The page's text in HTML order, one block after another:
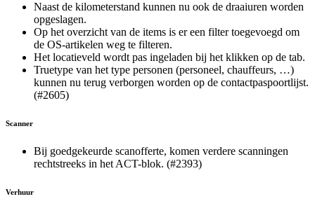
Naast de kilometerstand kunnen nu ook de draaiuren worden
opgeslagen.
Op het overzicht van de items is er een filter toegevoegd om
de OS-artikelen weg te filteren.
Het locatieveld wordt pas ingeladen bij het klikken op de tab.
Truetype van het type personen (personeel, chauffeurs, …)
kunnen nu terug verborgen worden op de contactpaspoortlijst.
(#2605)
Scanner
Bij goedgekeurde scanofferte, komen verdere scanningen
rechtstreeks in het ACT-blok. (#2393)
Verhuur